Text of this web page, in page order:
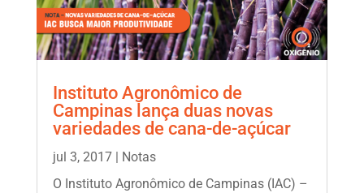
Instituto Agronômico de
Campinas lança duas novas
variedades de cana-de-açúcar
jul 3, 2017| Notas
O Instituto Agronômico de Campinas (IAC) –